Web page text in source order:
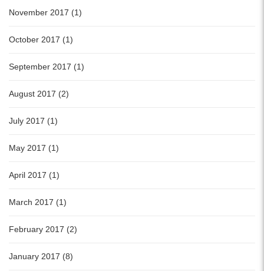
November 2017 (1)
October 2017 (1)
September 2017 (1)
August 2017 (2)
July 2017 (1)
May 2017 (1)
April 2017 (1)
March 2017 (1)
February 2017 (2)
January 2017 (8)